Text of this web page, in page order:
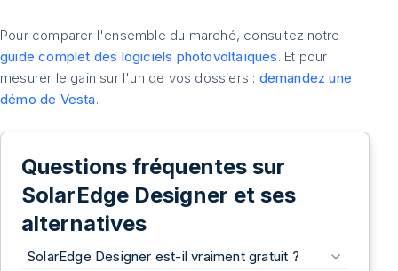
Pour comparer l'ensemble du marché, consultez notre
guide complet des logiciels photovoltaïques. Et pour
mesurer le gain sur l'un de vos dossiers : demandez une
démo de Vesta.
Questions fréquentes sur
SolarEdge Designer et ses
alternatives
SolarEdge Designer est-il vraiment gratuit ?